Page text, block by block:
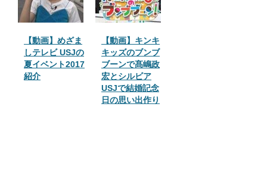
【動画】めざま
しテレビ USJの
夏イベント2017
紹介
【動画】キンキ
キッズのブンブ
ブーンで髙嶋政
宏とシルビア
USJで結婚記念
日の思い出作り